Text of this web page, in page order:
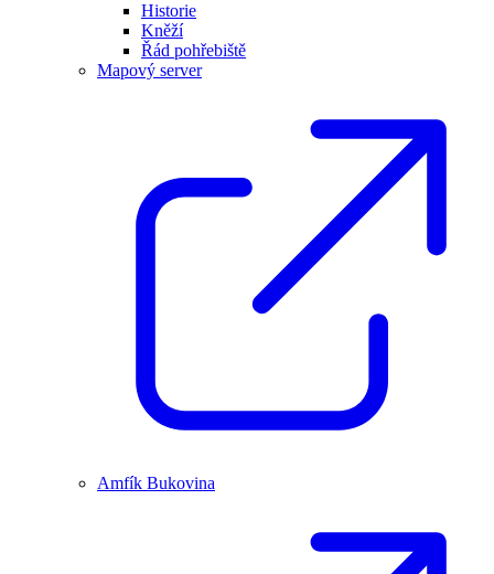
Historie
Kněží
Řád pohřebiště
Mapový server
Amfík Bukovina